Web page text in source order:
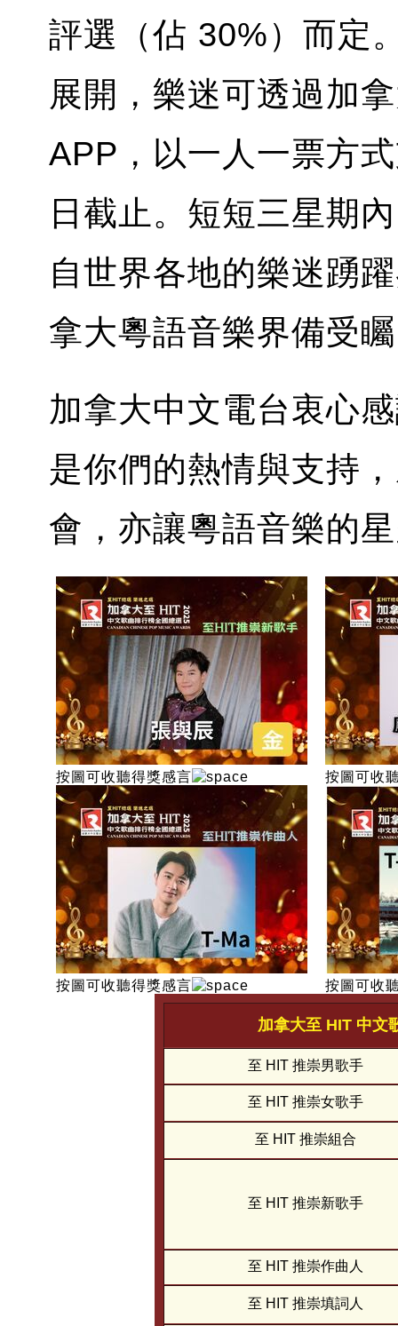
評選（佔 30%）而定
展開，樂迷可透過加
APP，以一人一票方
日截止。短短三星期
自世界各地的樂迷踴
拿大粵語音樂界備受
加拿大中文電台衷心
是你們的熱情與支持
會，亦讓粵語音樂的
按圖可收聽得獎感言 按圖可收
按圖可收聽得獎感言 按圖可收
加拿大至 HIT 中文
至 HIT 推崇男歌手
至 HIT 推崇女歌手
至 HIT 推崇組合
至 HIT 推崇新歌手
至 HIT 推崇作曲人
至 HIT 推崇填詞人